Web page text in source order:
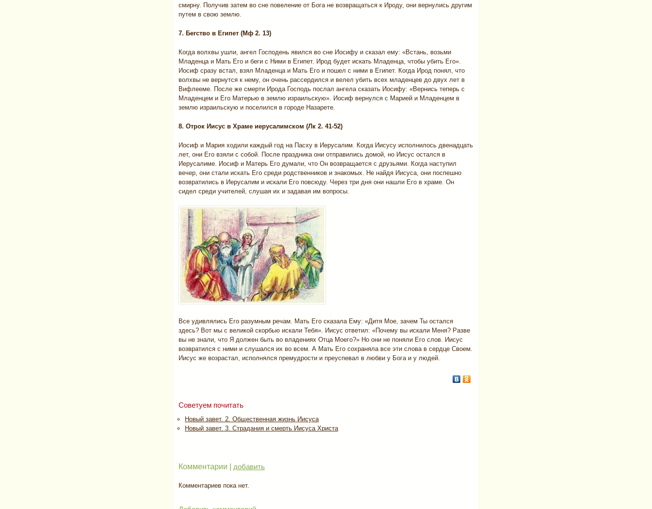
смирну. Получив затем во сне повеление от Бога не возвращаться к Ироду, они вернулись другим
путем в свою землю.
7. Бегство в Египет (Мф 2. 13)
Когда волхвы ушли, ангел Господень явился во сне Иосифу и сказал ему: «Встань, возьми
Младенца и Мать Его и беги с Ними в Египет. Ирод будет искать Младенца, чтобы убить Его».
Иосиф сразу встал, взял Младенца и Мать Его и пошел с ними в Египет. Когда Ирод понял, что
волхвы не вернутся к нему, он очень рассердился и велел убить всех младенцев до двух лет в
Вифлееме. После же смерти Ирода Господь послал ангела сказать Иосифу: «Вернись теперь с
Младенцем и Его Матерью в землю израильскую». Иосиф вернулся с Марией и Младенцем в
землю израильскую и поселился в городе Назарете.
8. Отрок Иисус в Храме иерусалимском (Лк 2. 41-52)
Иосиф и Мария ходили каждый год на Пасху в Иерусалим. Когда Иисусу исполнилось двенадцать
лет, они Его взяли с собой. После праздника они отправились домой, но Иисус остался в
Иерусалиме. Иосиф и Матерь Его думали, что Он возвращается с друзьями. Когда наступил
вечер, они стали искать Его среди родственников и знакомых. Не найдя Иисуса, они поспешно
возвратились в Иерусалим и искали Его повсюду. Через три дня они нашли Его в храме. Он
сидел среди учителей, слушая их и задавая им вопросы.
Все удивлялись Его разумным речам. Мать Его сказала Ему: «Дитя Мое, зачем Ты остался
здесь? Вот мы с великой скорбью искали Тебя». Иисус ответил: «Почему вы искали Меня? Разве
вы не знали, что Я должен быть во владениях Отца Моего?» Но они не поняли Его слов. Иисус
возвратился с ними и слушался их во всем. А Мать Его сохраняла все эти слова в сердце Своем.
Иисус же возрастал, исполнялся премудрости и преуспевал в любви у Бога и у людей.
Советуем почитать
Новый завет. 2. Общественная жизнь Иисуса
Новый завет. 3. Страдания и смерть Иисуса Христа
Комментарии | добавить
Комментариев пока нет.